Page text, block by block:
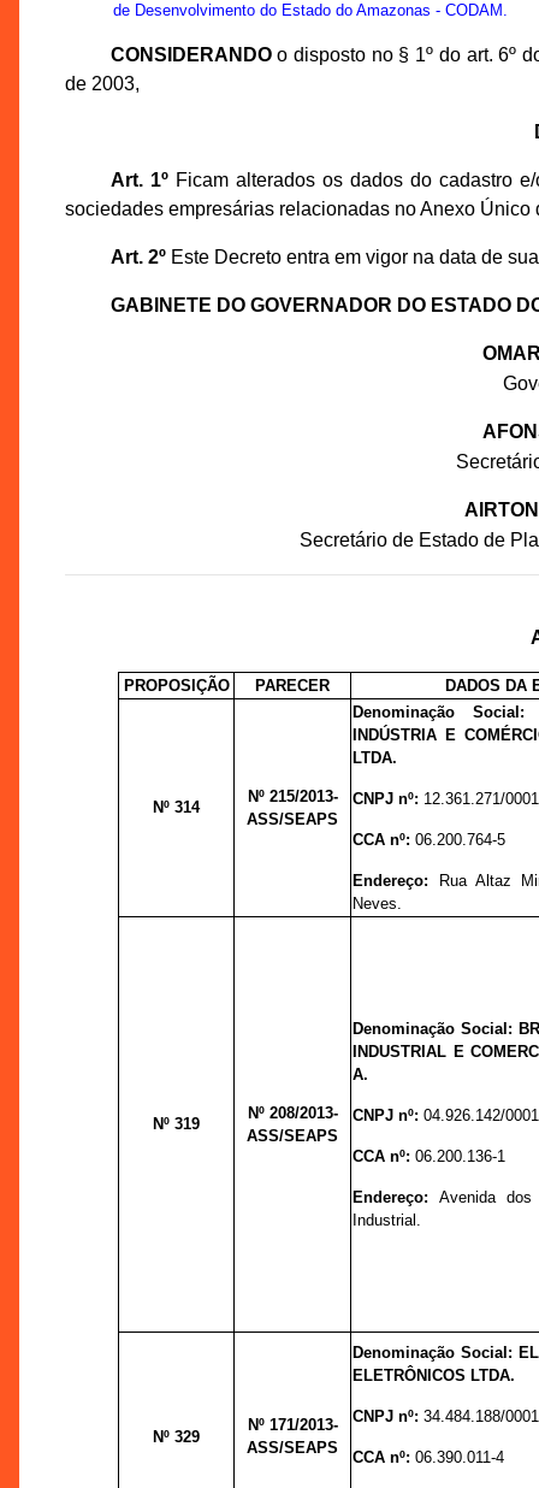
de Desenvolvimento do Estado do Amazonas - CODAM.
CONSIDERANDOo disposto no § 1º do art. 6º
de 2003,
Art. 1ºFicam alterados os dados do cadastro
sociedades empresárias relacionadas no Anexo Único
Art. 2ºEste Decreto entra em vigor na data de
GABINETE DO GOVERNADOR DO ESTADO
Secretário de Estado de
PROPOSIÇÃO PARECER DADOS DA
Nº 314
Nº 215/2013-
ASS/SEAPS
Denominação Social:
INDÚSTRIA E
LTDA.
CNPJ nº: 12.361.271/
CCA nº:06.200.764-5
Endereço:
Rua Altaz
Neves.
Nº 319
Nº 208/2013-
ASS/SEAPS
Denominação Social:
INDUSTRIAL E
A.
CNPJ nº:04.926.142/
CCA nº:06.200.136-1
Endereço: Avenida
Industrial.
Nº 329
Nº 171/2013-
ASS/SEAPS
Denominação Social:
ELETRÔNICOS LTDA.
CNPJ nº:34.484.188/
CCA nº:06.390.011-4